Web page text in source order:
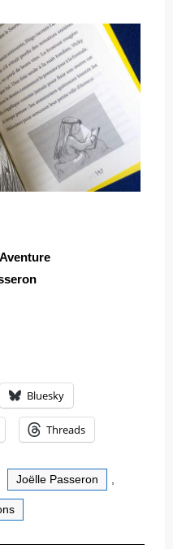
Bluesky
Threads
Joëlle Passeron